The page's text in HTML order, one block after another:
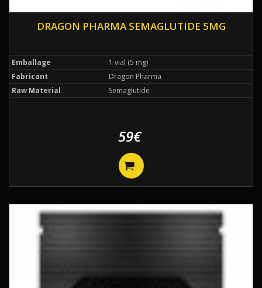
DRAGON PHARMA SEMAGLUTIDE 5MG
Emballage
1 vial (5 mg)
Fabricant
Dragon Pharma
Raw Material
Semaglutide
59€